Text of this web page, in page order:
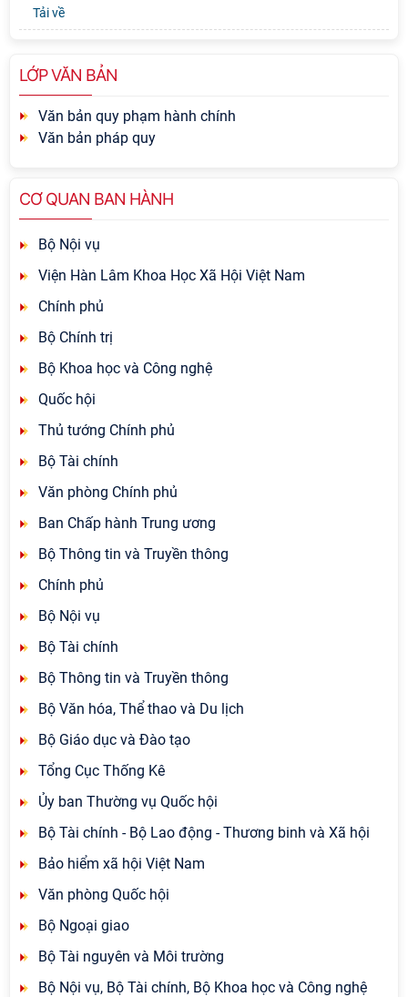
Tải về
LỚP VĂN BẢN
Văn bản quy phạm hành chính
Văn bản pháp quy
CƠ QUAN BAN HÀNH
Bộ Nội vụ
Viện Hàn Lâm Khoa Học Xã Hội Việt Nam
Chính phủ
Bộ Chính trị
Bộ Khoa học và Công nghệ
Quốc hội
Thủ tướng Chính phủ
Bộ Tài chính
Văn phòng Chính phủ
Ban Chấp hành Trung ương
Bộ Thông tin và Truyền thông
Chính phủ
Bộ Nội vụ
Bộ Tài chính
Bộ Thông tin và Truyền thông
Bộ Văn hóa, Thể thao và Du lịch
Bộ Giáo dục và Đào tạo
Tổng Cục Thống Kê
Ủy ban Thường vụ Quốc hội
Bộ Tài chính - Bộ Lao động - Thương binh và Xã hội
Bảo hiểm xã hội Việt Nam
Văn phòng Quốc hội
Bộ Ngoại giao
Bộ Tài nguyên và Môi trường
Bộ Nội vụ, Bộ Tài chính, Bộ Khoa học và Công nghệ